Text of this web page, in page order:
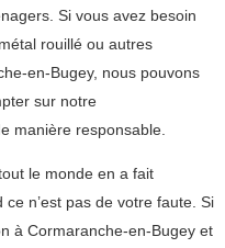
Si vous avez besoin
rouillé ou autres
en-Bugey, nous pouvons
sur notre
manière responsable.
le monde en a fait
ce n’est pas de votre faute. Si
à Cormaranche-en-Bugey et